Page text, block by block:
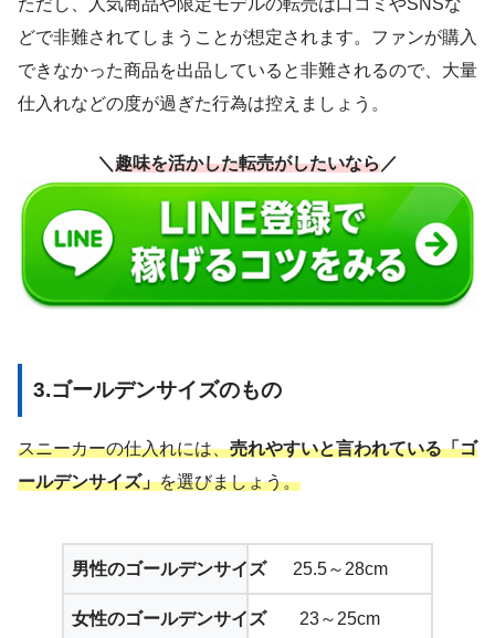
ただし、人気商品や限定モデルの転売は口コミやSNSな
どで非難されてしまうことが想定されます。ファンが購入
できなかった商品を出品していると非難されるので、大量
仕入れなどの度が過ぎた行為は控えましょう。
＼ 趣味を活かした転売がしたいなら／
3.ゴールデンサイズのもの
スニーカーの仕入れには、売れやすいと言われている「ゴ
ールデンサイズ」を選びましょう。
男性のゴールデンサイズ 25.5～28cm
女性のゴールデンサイズ 23～25cm